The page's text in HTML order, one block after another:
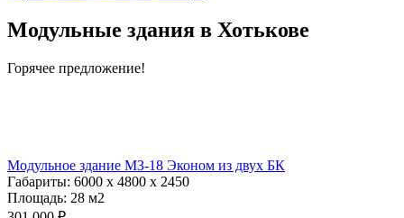
Модульные здания в Хотькове
Горячее предложение!
Модульное здание МЗ-18 Эконом из двух БК
Габариты: 6000 х 4800 х 2450
Площадь: 28 м2